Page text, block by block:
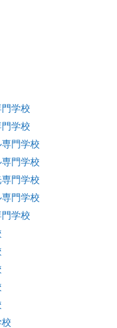
学校
学校
門学校
門学校
門学校
門学校
学校